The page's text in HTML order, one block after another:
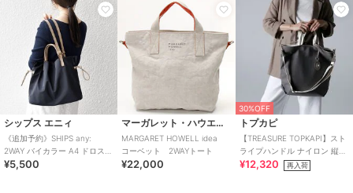
シップス エニィ
《追加予約》SHIPS any:
2WAY バイカラー A4 ドロスト
トート バッグ
¥5,500
マーガレット・ハウエル アイデア
MARGARET HOWELL idea
コーベット 2WAYトート
¥22,000
30%OFF
トプカピ
【TREASURE TOPKAPI】スト
ライプハンドル ナイロン 縦型
2way トートバッグ A4
¥12,320 再入荷